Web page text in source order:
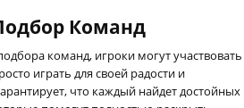
Команд
команд, игроки могут участвовать
играть для своей радости и
что каждый найдет достойных